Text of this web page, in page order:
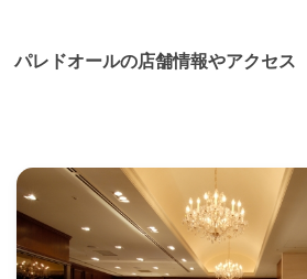
パレドオールの店舗情報やアクセス